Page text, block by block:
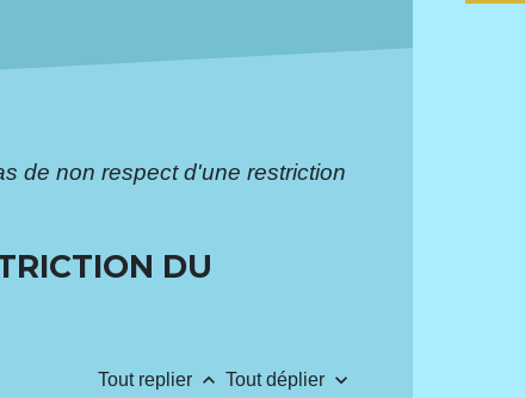
de non respect d'une restriction
DU
Tout replier keyboard_arrow_up Tout déplier keyboard_arrow_down